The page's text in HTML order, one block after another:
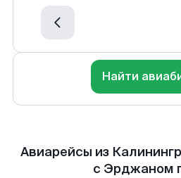
Найти
Авиарейсы из
с Эрджаном